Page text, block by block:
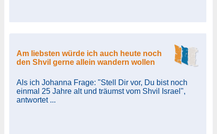
Am liebsten würde ich auch heute noch
den Shvil gerne allein wandern wollen
Als ich Johanna Frage: "Stell Dir vor, Du bist noch
einmal 25 Jahre alt und träumst vom Shvil Israel",
antwortet ...